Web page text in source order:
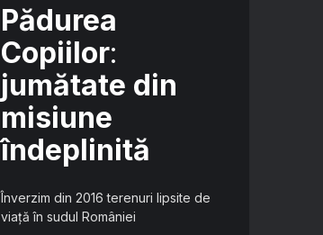
Pădurea
Copiilor:
jumătate din
misiune
îndeplinită
Înverzim din 2016 terenuri lipsite de
viață în sudul României